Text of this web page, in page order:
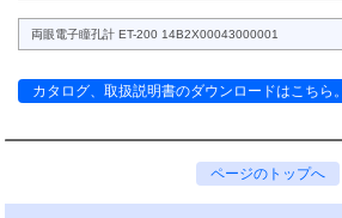
両眼電子瞳孔計 ET-200 14B2X00043000001
カタログ、取扱説明書のダウンロードはこちら。
ページのトップへ